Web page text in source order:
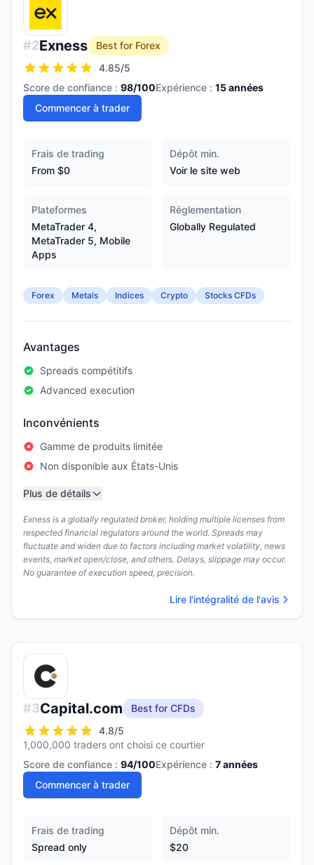
#2Exness
Best for Forex
4.85/5
Score de confiance : 98/100Expérience : 15années
Commencer à trader
Frais de trading
From $0
Dépôt min.
Voir le site web
Plateformes
MetaTrader 4,
MetaTrader 5, Mobile
Apps
Réglementation
Globally Regulated
Forex Metals Indices Crypto Stocks CFDs
Avantages
Spreads compétitifs
Advanced execution
Inconvénients
Gamme de produits limitée
Non disponible aux États-Unis
Plus de détails
Exness is a globally regulated broker, holding multiple licenses from
respected financial regulators around the world. Spreads may
fluctuate and widen due to factors including market volatility, news
events, market open/close, and others. Delays, slippage may occur.
No guarantee of execution speed, precision.
Lire l'intégralité de l'avis
#3Capital.com
Best for CFDs
4.8/5
1,000,000 traders ont choisi ce courtier
Score de confiance : 94/100Expérience : 7années
Commencer à trader
Frais de trading
Spread only
Dépôt min.
$20